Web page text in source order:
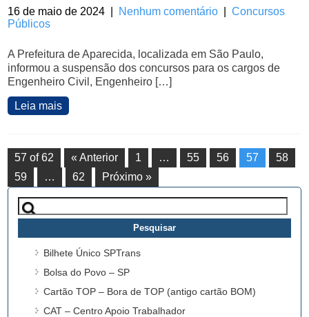
16 de maio de 2024 Nenhum comentário |Concursos
Públicos
A Prefeitura de Aparecida, localizada em São Paulo,
informou a suspensão dos concursos para os cargos de
Engenheiro Civil, Engenheiro […]
Leia mais
57 of 62 « Anterior 1 … 55 56 57
58
59
… 62 Próximo »
Pesquisar
por:
Bilhete Único SPTrans
Bolsa do Povo – SP
Cartão TOP – Bora de TOP (antigo cartão BOM)
CAT – Centro Apoio Trabalhador